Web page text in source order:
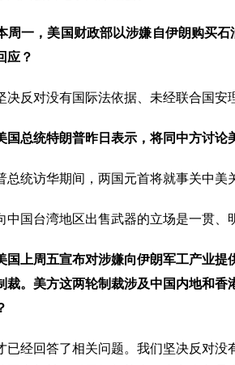
周一，美国财政部以涉嫌自伊朗购买
应？
决反对没有国际法依据、未经联合国
国总统特朗普昨日表示，将同中方讨
总统访华期间，两国元首将就事关中
中国台湾地区出售武器的立场是一贯
国上周五宣布对涉嫌向伊朗军工产业
裁。美方这两轮制裁涉及中国内地和
已经回答了相关问题。我们坚决反对